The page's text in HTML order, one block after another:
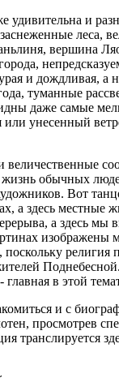
удивительна и
леса,
вершина
и дождливая, а
туманные
даже самые
или унесенный
величественные
обычных
Вот
а здесь местные
а здесь мы
изображены
религия
в этой
и с
просмотрев
транслируется